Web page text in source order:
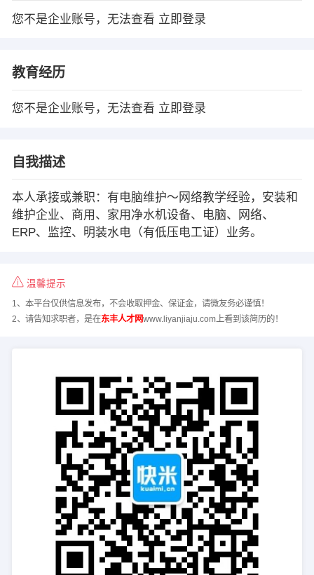
您不是企业账号，无法查看 立即登录
教育经历
您不是企业账号，无法查看 立即登录
自我描述
本人承接或兼职：有电脑维护～网络教学经验，安装和
维护企业、商用、家用净水机设备、电脑、网络、
ERP、监控、明装水电（有低压电工证）业务。
温馨提示
1、本平台仅供信息发布，不会收取押金、保证金，请微友务必谨慎！
2、请告知求职者，是在东丰人才网www.liyanjiaju.com上看到该简历的！